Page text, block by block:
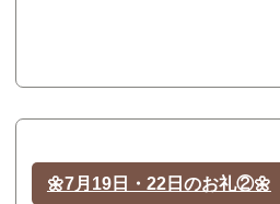
🌼7月19日・22日のお礼②🌼